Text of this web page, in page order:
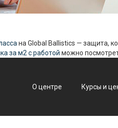
на Global Ballistics — защита,
за м2 с работой можно
О центре Курсы и